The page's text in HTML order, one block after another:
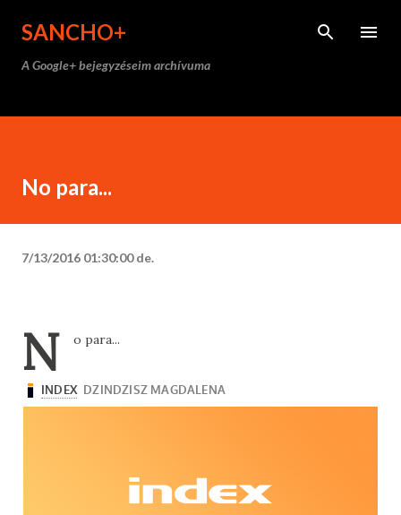
SANCHO+
A Google+ bejegyzéseim archívuma
No para...
7/13/2016 01:30:00 de.
N o para...